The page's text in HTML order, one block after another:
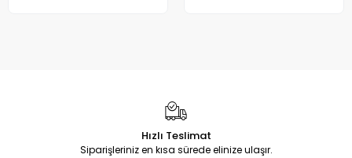
Hızlı Teslimat
Siparişleriniz en kısa sürede elinize ulaşır.